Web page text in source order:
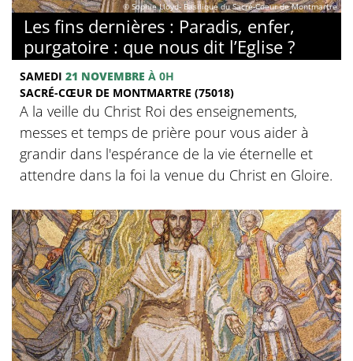
© Sophie Lloyd- Basilique du Sacré-Coeur de Montmartre
Les fins dernières : Paradis, enfer,
purgatoire : que nous dit l’Eglise ?
SAMEDI 21 NOVEMBRE À 0H
SACRÉ-CŒUR DE MONTMARTRE (75018)
A la veille du Christ Roi des enseignements,
messes et temps de prière pour vous aider à
grandir dans l'espérance de la vie éternelle et
attendre dans la foi la venue du Christ en Gloire.